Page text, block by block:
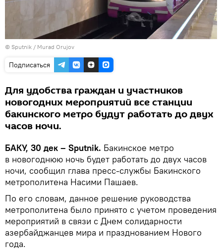
© Sputnik / Murad Orujov
Подписаться
Для удобства граждан и участников
новогодних мероприятий все станции
бакинского метро будут работать до двух
часов ночи.
БАКУ, 30 дек – Sputnik. Бакинское метро
в новогоднюю ночь будет работать до двух часов
ночи, сообщил глава пресс-службы Бакинского
метрополитена Насими Пашаев.
По его словам, данное решение руководства
метрополитена было принято с учетом проведения
мероприятий в связи с Днем солидарности
азербайджанцев мира и празднованием Нового
года.